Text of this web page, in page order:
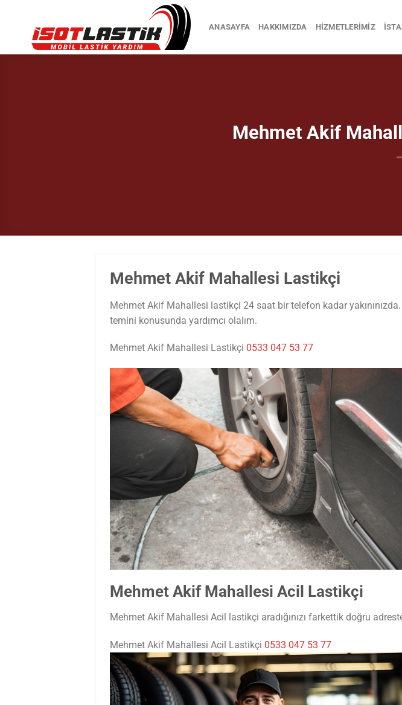
ANASAYFA HAKKIMIZDA HIZMETLERIMIZ
Mehmet Akif
Mehmet Akif Mahallesi Lastikçi
Mehmet Akif Mahallesi lastikçi 24 saat bir telefon kadar
temini konusunda yardımcı olalım.
Mehmet Akif Mahallesi Lastikçi 0533 047 53 77
Mehmet Akif Mahallesi Acil Lastikçi
Mehmet Akif Mahallesi Acil lastikçi aradığınızı farkettik doğru
Mehmet Akif Mahallesi Acil Lastikçi 0533 047 53 77